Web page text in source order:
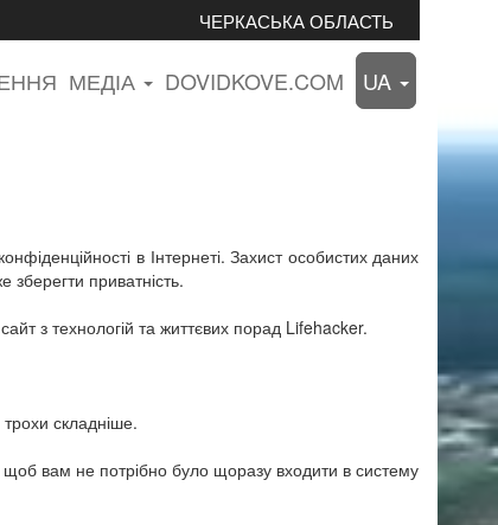
ЧЕРКАСЬКА ОБЛАСТЬ
МЕДІА DOVIDKOVE.COM UA
в Інтернеті. Захист особистих даних
приватність.
з технологій та життєвих порад Lifehacker.
складніше.
щоб вам не потрібно було щоразу входити в систему